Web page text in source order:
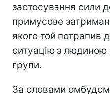
застосування сили
примусове
якого той потрапив
ситуацію з людиною
групи.
За словами